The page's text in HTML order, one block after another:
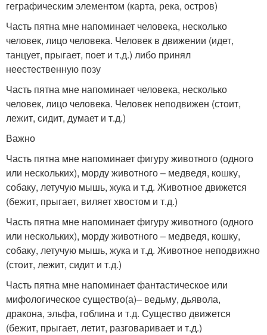
геграфическим элементом (карта, река, остров)
Часть пятна мне напоминает человека, несколько
человек, лицо человека. Человек в движении (идет,
танцует, прыгает, поет и т.д.) либо принял
неестественную позу
Часть пятна мне напоминает человека, несколько
человек, лицо человека. Человек неподвижен (стоит,
лежит, сидит, думает и т.д.)
Важно
Часть пятна мне напоминает фигуру животного (одного
или нескольких), морду животного – медведя, кошку,
собаку, летучую мышь, жука и т.д. Животное движется
(бежит, прыгает, виляет хвостом и т.д.)
Часть пятна мне напоминает фигуру животного (одного
или нескольких), морду животного – медведя, кошку,
собаку, летучую мышь, жука и т.д. Животное неподвижно
(стоит, лежит, сидит и т.д.)
Часть пятна мне напоминает фантастическое или
мифологическое существо(а)– ведьму, дьявола,
дракона, эльфа, гоблина и т.д. Существо движется
(бежит, прыгает, летит, разговаривает и т.д.)